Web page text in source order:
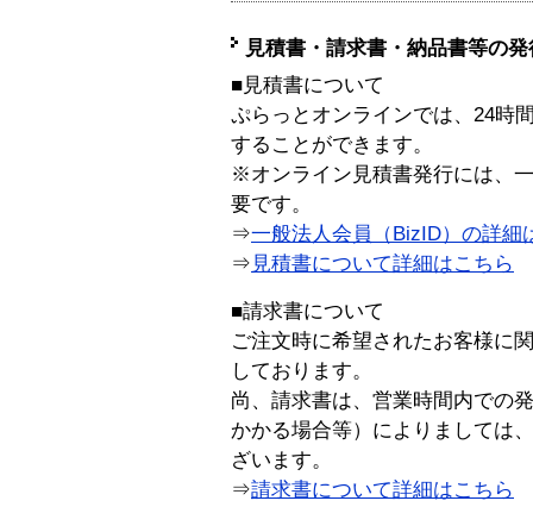
見積書・請求書・納品書等の
■見積書について
ぷらっとオンラインでは、24時
することができます。
※オンライン見積書発行には、
要です。
⇒一般法人会員（BizID）の詳細
⇒ 見積書について詳細はこちら
■請求書について
ご注文時に希望されたお客様に
しております。
尚、請求書は、営業時間内での
かかる場合等）によりましては
ざいます。
⇒請求書について詳細はこちら